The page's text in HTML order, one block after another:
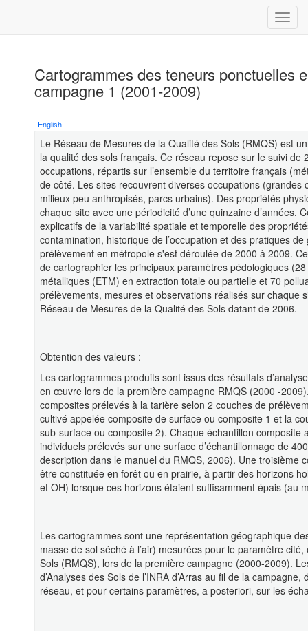
Cartogrammes des teneurs ponctuelles
campagne 1 (2001-2009)
English
Le Réseau de Mesures de la Qualité des Sols (RMQS) est
la qualité des sols français. Ce réseau repose sur le suivi
occupations, répartis sur l’ensemble du territoire français
de côté. Les sites recouvrent diverses occupations
milieux peu anthropisés, parcs urbains). Des propriétés
chaque site avec une périodicité d’une quinzaine
explicatifs de la variabilité spatiale et temporelle des
contamination, historique de l’occupation et des pratiques
prélèvement en métropole s'est déroulée de 2000 à 2009.
de cartographier les principaux paramètres pédologiques
métalliques (ETM) en extraction totale ou partielle et 70
prélèvements, mesures et observations réalisés sur
Réseau de Mesures de la Qualité des Sols datant de 2006.
Obtention des valeurs :
Les cartogrammes produits sont issus des résultats
en œuvre lors de la première campagne RMQS (2000 -
composites prélevés à la tarière selon 2 couches de
cultivé appelée composite de surface ou composite 1 et la
sub-surface ou composite 2). Chaque échantillon
individuels prélevés sur une surface d’échantillonnage de
description dans le manuel du RMQS, 2006). Une troisième
être constituée en forêt ou en prairie, à partir des horizons
et OH) lorsque ces horizons étaient suffisamment épais (au
Les cartogrammes sont une représentation géographique
masse de sol séché à l’air) mesurées pour le paramètre
Sols (RMQS), lors de la première campagne (2000-2009).
d’Analyses des Sols de l’INRA d’Arras au fil de la
réseau, et pour certains paramètres, a posteriori, sur les